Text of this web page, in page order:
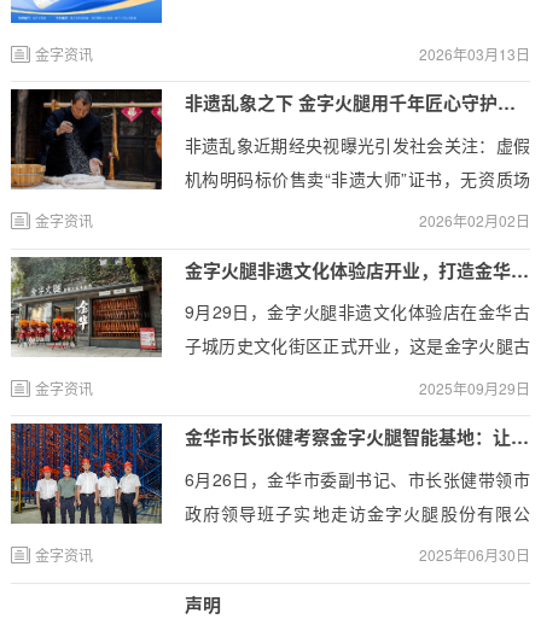
品，正式迈入数智化高质量发展的新纪元
2026年03月13日
金字资讯
非遗乱象之下 金字火腿用千年匠心守护真传承
非遗乱象近期经央视曝光引发社会关注：虚假
机构明码标价售卖“非遗大师”证书，无资质场
所冒用“传承基地”名号，普通商品借假认证包
装成“非遗产品”溢价销售，形成的“包装-认证-
营销”的黑色产业链，让很多消费者难辨真伪，
陷入“非遗陷阱”。
2026年02月02日
金字资讯
金字火腿非遗文化体验店开业，打造金华古子城新地标
9月29日，金字火腿非遗文化体验店在金华古
子城历史文化街区正式开业，这是金字火腿古
子城第二家门店、全国首家火腿非遗文化体验
店。非遗文化体验店是集非遗技艺展示、火腿
美食体验、文创手信销售等功能于一体的综合
空间，不仅有琳琅满目的火腿产品，还推出了
现烤金腿小饼、现打火腿冰淇淋等新品，让千
年火腿以年轻化姿态走近消费者。
2025年09月29日
金字资讯
金华市长张健考察金字火腿智能基地：让千年火腿焕发时代新活力
6月26日，金华市委副书记、市长张健带领市
政府领导班子实地走访金字火腿股份有限公
司，参观考察了企业年产5万吨肉制品数字智
能产业基地建设项目进展。
2025年06月30日
金字资讯
声明